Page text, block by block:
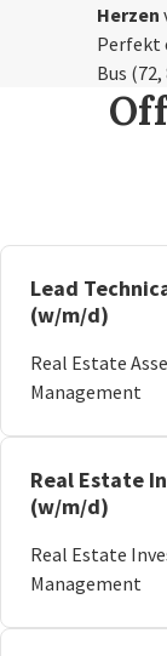
Herzen
Perfekt
Bus
Lead
(w/m/d)
Real Estate
Management
Real Estate
(w/m/d)
Real Estate
Management